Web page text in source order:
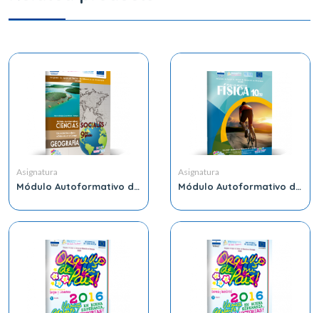
Asignatura
Módulo Autoformativo de
Grado
Asignatura
Módulo Autoformativo de